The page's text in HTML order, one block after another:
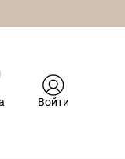
Войти